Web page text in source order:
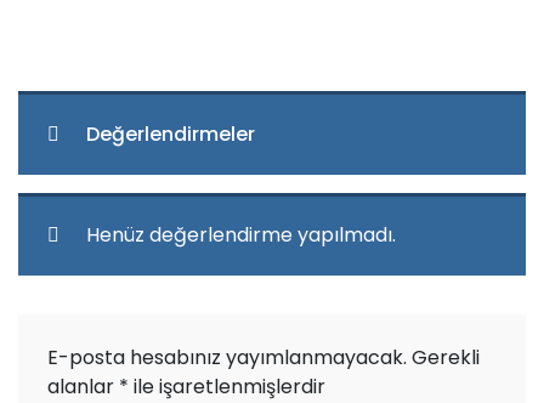
Değerlendirmeler
Henüz değerlendirme yapılmadı.
E-posta hesabınız yayımlanmayacak. Gerekli
alanlar * ile işaretlenmişlerdir